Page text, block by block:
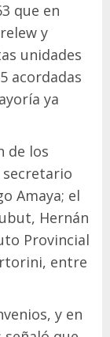
que en
y
unidades
acordadas
ya
de los
secretario
Amaya; el
Hernán
Provincial
entre
y en